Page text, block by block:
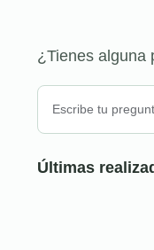
¿Tienes alguna
Últimas